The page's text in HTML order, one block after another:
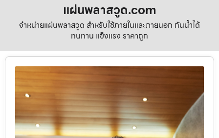
แผ่นพลาสวูด.com
จำหน่ายแผ่นพลาสวูด สำหรับใช้ภายในและภายนอก กันน้ำได้
ทนทาน แข็งแรง ราคาถูก